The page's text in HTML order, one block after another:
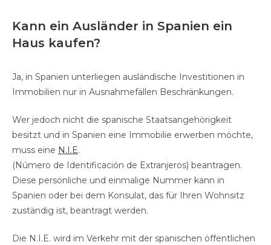
Kann ein Ausländer in Spanien ein
Haus kaufen?
Ja, in Spanien unterliegen ausländische Investitionen in
Immobilien nur in Ausnahmefällen Beschränkungen.
Wer jedoch nicht die spanische Staatsangehörigkeit
besitzt und in Spanien eine Immobilie erwerben möchte,
muss eine N.I.E.
(Número de Identificación de Extranjeros) beantragen.
Diese persönliche und einmalige Nummer kann in
Spanien oder bei dem Konsulat, das für Ihren Wohnsitz
zuständig ist, beantragt werden.
Die N.I.E. wird im Verkehr mit der spanischen öffentlichen